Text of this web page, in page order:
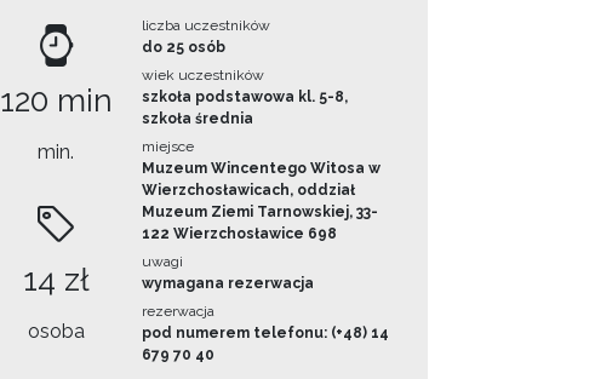
120 min
min.
14 zł
osoba
liczba uczestników
do 25 osób
wiek uczestników
szkoła podstawowa kl. 5-8,
szkoła średnia
miejsce
Muzeum Wincentego Witosa w
Wierzchosławicach, oddział
Muzeum Ziemi Tarnowskiej, 33-
122 Wierzchosławice 698
uwagi
wymagana rezerwacja
rezerwacja
pod numerem telefonu: (+48) 14
679 70 40